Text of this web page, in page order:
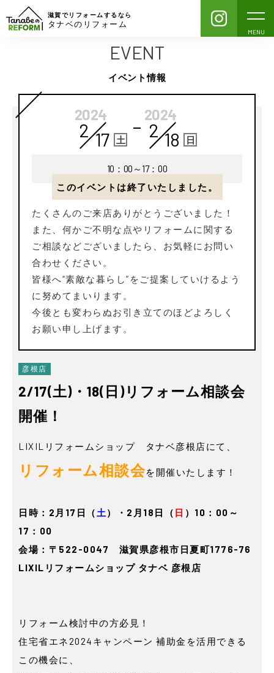
滋賀でリフォームするなら
タナベのリフォーム
MENU
EVENT
イベント情報
2024
2 17 土
2024
2 18 日
10：00～17：00
このイベントは終了いたしました。
たくさんのご来店ありがとうございました！
また、何かご不明な点やリフォームに関する
ご相談などございましたら、お気軽にお問い
合わせください。
皆様へ“素敵な暮らし”をご提案していけるよう
に努めてまいります。
今後とも変わらぬお引き立てのほどよろしく
お願い申し上げます。
彦根店
2/17(土)・18(日)リフォーム相談会
開催！
LIXILリフォームショップ タナベ彦根店にて、
リフォーム相談会を開催いたします！
日時：2月17日（ 土 ）・2月18日（ 日 ）10：00～
17：00
会場：〒522-0047 滋賀県彦根市日夏町1776-76
LIXILリフォームショップ タナベ 彦根店
リフォーム検討中の方必見！
住宅省エネ2024キャンペーン 補助金を活用できる
この機会に、